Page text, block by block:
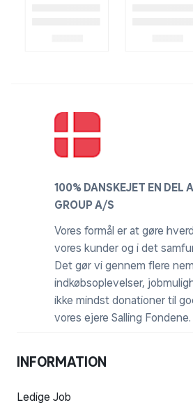
100% DANSKEJET EN DEL
GROUP A/S
Vores formål er at gøre
vores kunder og i det
Det gør vi gennem flere
indkøbsoplevelser,
ikke mindst donationer til
vores ejere Salling
INFORMATION
Ledige Job